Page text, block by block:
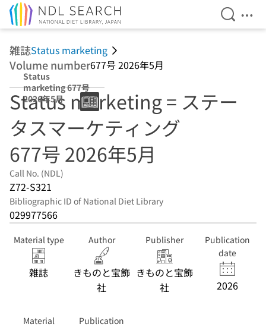
Open
雑誌Status marketing
Volume number677号 2026年5月
Status
marketing 677号
2026年5月
Status marketing = ステー
タスマーケティング
677号 2026年5月
Call No. (NDL)
Z72-S321
Bibliographic ID of National Diet Library
029977566
Material type
雑誌
Author
きものと宝飾
社
Publisher
きものと宝飾
社
Publication
date
2026
Material
Publication